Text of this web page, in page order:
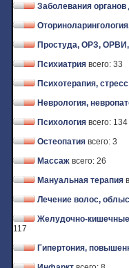
Заболевания
Простуда, ОРЗ, ОРВИ,
Психиатрия всего: 33
Психотерапия, стресс
Неврология,
Психология всего: 134
Остеопатия всего: 3
Массаж всего: 26
Мануальная терапия
Лечение волос,
Желудочно-
117
Гипертония,